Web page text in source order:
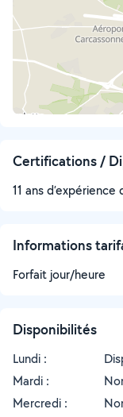
Certifications /
11 ans
Informations
Forfait jour/heure
Disponibilités
Lundi :
Mardi :
Mercredi :